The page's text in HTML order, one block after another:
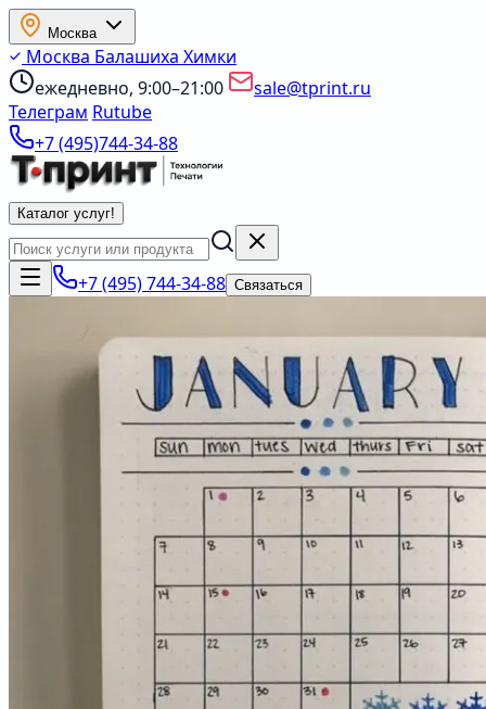
Москва
Москва Балашиха Химки
ежедневно, 9:00–21:00
sale@tprint.ru
Телеграм Rutube
+7 (495)744-34-88
Каталог услуг!
+7 (495) 744-34-88 Связаться